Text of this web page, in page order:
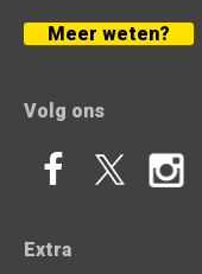
Meer weten?
Volg ons
Extra